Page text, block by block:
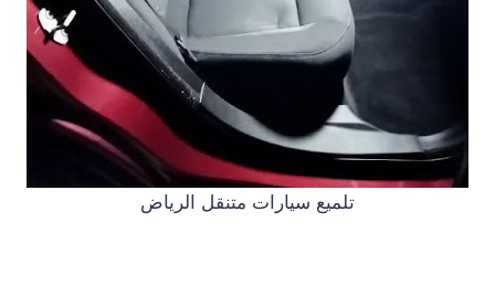
تلميع سيارات متنقل الرياض